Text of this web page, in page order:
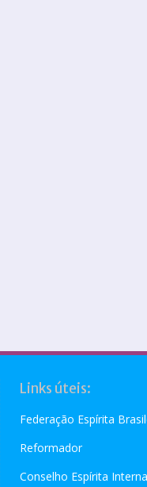
Links úteis:
Federação Espírita
Reformador
Conselho Espírita